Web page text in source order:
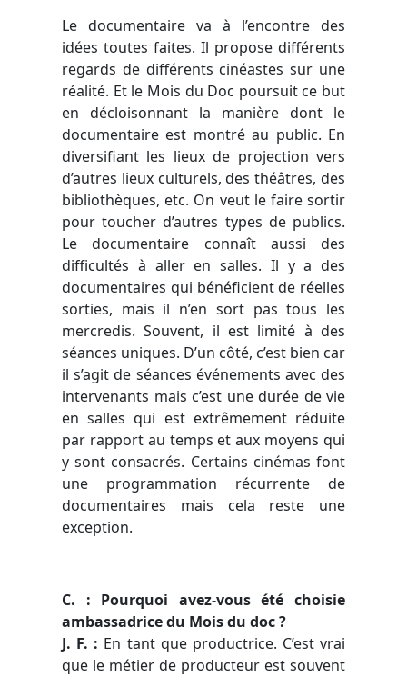
Le documentaire va à l’encontre des
idées toutes faites. Il propose différents
regards de différents cinéastes sur une
réalité. Et le Mois du Doc poursuit ce but
en décloisonnant la manière dont le
documentaire est montré au public. En
diversifiant les lieux de projection vers
d’autres lieux culturels, des théâtres, des
bibliothèques, etc. On veut le faire sortir
pour toucher d’autres types de publics.
Le documentaire connaît aussi des
difficultés à aller en salles. Il y a des
documentaires qui bénéficient de réelles
sorties, mais il n’en sort pas tous les
mercredis. Souvent, il est limité à des
séances uniques. D’un côté, c’est bien car
il s’agit de séances événements avec des
intervenants mais c’est une durée de vie
en salles qui est extrêmement réduite
par rapport au temps et aux moyens qui
y sont consacrés. Certains cinémas font
une programmation récurrente de
documentaires mais cela reste une
exception.
C. : Pourquoi avez-vous été choisie
ambassadrice du Mois du doc ?
J. F. : En tant que productrice. C’est vrai
que le métier de producteur est souvent